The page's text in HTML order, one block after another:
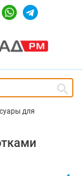
для